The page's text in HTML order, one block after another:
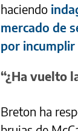
haciendo
mercado de
por incumplir
“¿Ha vuelto
Breton ha